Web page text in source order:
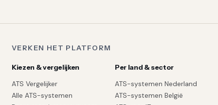
VERKEN HET PLATFORM
Kiezen & vergelijken
ATS Vergelijker
Alle ATS-systemen
Per land & sector
ATS-systemen Nederland
ATS-systemen België